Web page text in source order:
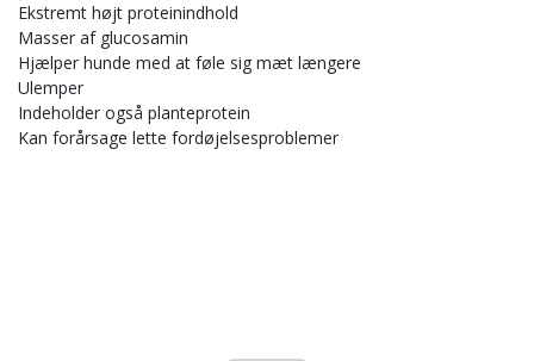
Ekstremt højt proteinindhold
Masser af glucosamin
Hjælper hunde med at føle sig mæt længere
Ulemper
Indeholder også planteprotein
Kan forårsage lette fordøjelsesproblemer